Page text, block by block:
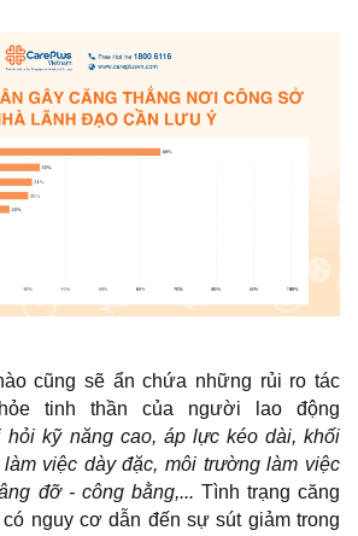
cũng sẽ ẩn chứa những rủi ro tác
tinh thần của người lao động
hỏi kỹ năng cao, áp lực kéo dài, khối
việc dày đặc, môi trường làm việc
đỡ - công bằng,... Tình trạng căng
nguy cơ dẫn đến sự sút giảm trong